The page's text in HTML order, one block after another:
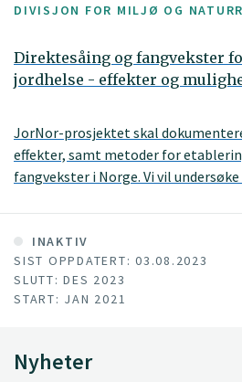
DIVISJON FOR MILJØ OG
Direktesåing og fangvekster
jordhelse - effekter og
JorNor-prosjektet skal
effekter, samt metoder for
fangvekster i Norge. Vi vil
ressurser, samt øke landbrukets
bedre jordhelse og binde karbon i jord.
INAKTIV
SIST OPPDATERT: 03.08.2023
SLUTT: DES 2023
START: JAN 2021
Nyheter